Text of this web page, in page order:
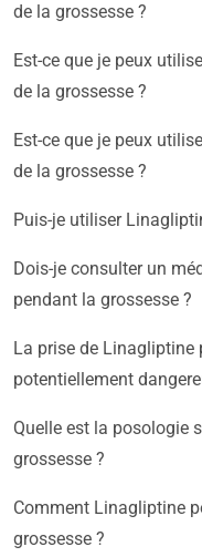
de la grossesse ?
Est-ce que je peux
de la grossesse ?
Est-ce que je peux
de la grossesse ?
Puis-je utiliser
Dois-je consulter un
pendant la grossesse ?
La prise de Linagliptine
potentiellement
Quelle est la posologie
grossesse ?
Comment Linagliptine
grossesse ?